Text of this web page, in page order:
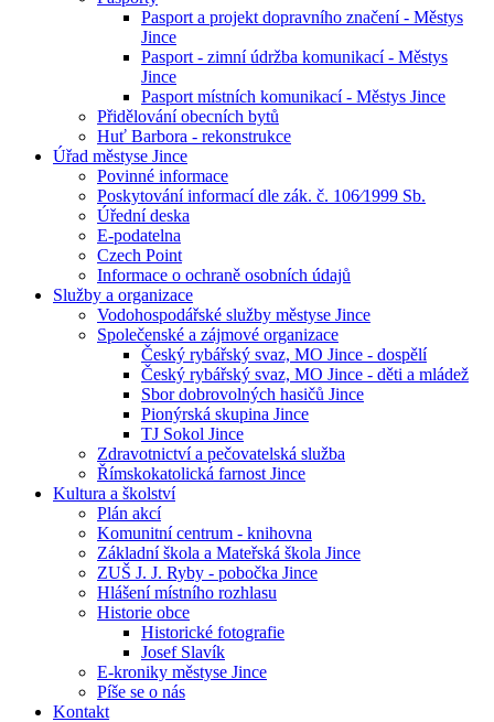
Pasport a projekt dopravního značení - Městys
Jince
Pasport - zimní údržba komunikací - Městys
Jince
Pasport místních komunikací - Městys Jince
Přidělování obecních bytů
Huť Barbora - rekonstrukce
Úřad městyse Jince
Povinné informace
Poskytování informací dle zák. č. 106⁄1999 Sb.
Úřední deska
E-podatelna
Czech Point
Informace o ochraně osobních údajů
Služby a organizace
Vodohospodářské služby městyse Jince
Společenské a zájmové organizace
Český rybářský svaz, MO Jince - dospělí
Český rybářský svaz, MO Jince - děti a mládež
Sbor dobrovolných hasičů Jince
Pionýrská skupina Jince
TJ Sokol Jince
Zdravotnictví a pečovatelská služba
Římskokatolická farnost Jince
Kultura a školství
Plán akcí
Komunitní centrum - knihovna
Základní škola a Mateřská škola Jince
ZUŠ J. J. Ryby - pobočka Jince
Hlášení místního rozhlasu
Historie obce
Historické fotografie
Josef Slavík
E-kroniky městyse Jince
Píše se o nás
Kontakt